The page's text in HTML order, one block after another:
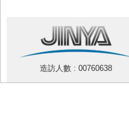
造訪人數 : 00760638